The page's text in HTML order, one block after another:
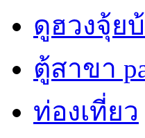
ดูฮวงจุ้ย
ตู้สาขา
ท่องเที่ยว